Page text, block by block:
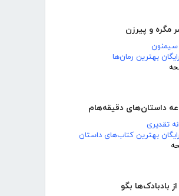
مگره و پیرزن
سیمنون
بهترین رمان‌ها
داستان‌های دقیقه‌هام
تقدیری
رایگان بهترین کتاب‌های داستان
بادبادک‌ها بگو